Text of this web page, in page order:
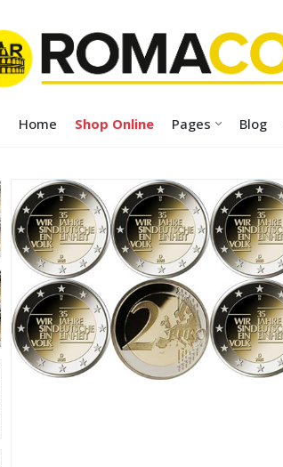
Home Shop Online Pages Blog